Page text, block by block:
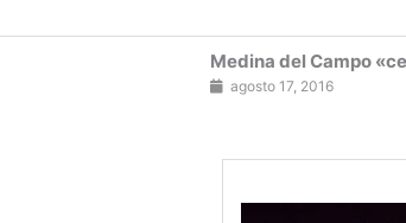
Medina del Campo
agosto 17, 2016